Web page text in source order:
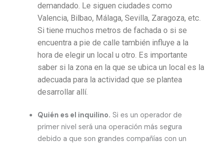
demandado. Le siguen ciudades como
Valencia, Bilbao, Málaga, Sevilla, Zaragoza, etc.
Si tiene muchos metros de fachada o si se
encuentra a pie de calle también influye a la
hora de elegir un local u otro. Es importante
saber si la zona en la que se ubica un local es la
adecuada para la actividad que se plantea
desarrollar allí.
Quién es el inquilino. Si es un operador de
primer nivel será una operación más segura
debido a que son grandes compañías con un